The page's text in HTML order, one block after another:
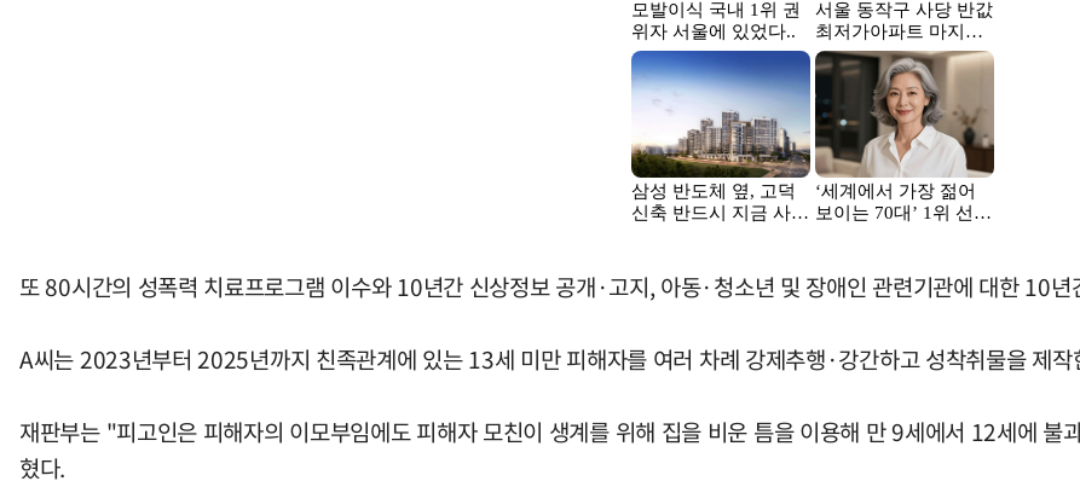
또 80시간의 성폭력 치료프로그램 이수와 10년간 신상정보 공개·고지, 아동·청소년 및 장애인 관련기관에 대한 10년
A씨는 2023년부터 2025년까지 친족관계에 있는 13세 미만 피해자를 여러 차례 강제추행·강간하고 성착취물을 제작
재판부는 "피고인은 피해자의 이모부임에도 피해자 모친이 생계를 위해 집을 비운 틈을 이용해 만 9세에서 12세에
혔다.